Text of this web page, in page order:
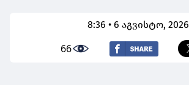
8:36 • 6 აგვისტო, 2026
66